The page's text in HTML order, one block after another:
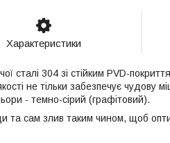
Характеристики
сталі 304 зі стійким PVD-
не тільки забезпечує чудову
- темно-сірий (графітовий).
та сам злив таким чином, щоб